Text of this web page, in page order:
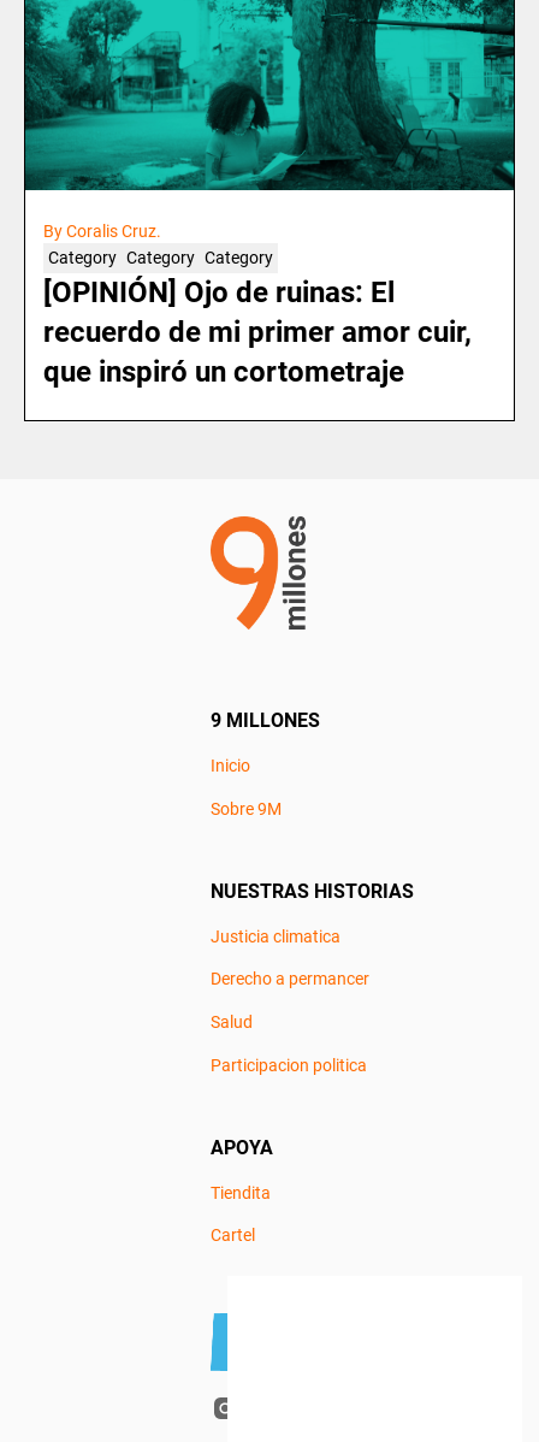
By Coralis Cruz.
Category Category Category
[OPINIÓN] Ojo de ruinas: El
recuerdo de mi primer amor cuir,
que inspiró un cortometraje
9 MILLONES
Inicio
Sobre 9M
NUESTRAS HISTORIAS
Justicia climatica
Derecho a permancer
Salud
Participacion politica
APOYA
Tiendita
Cartel